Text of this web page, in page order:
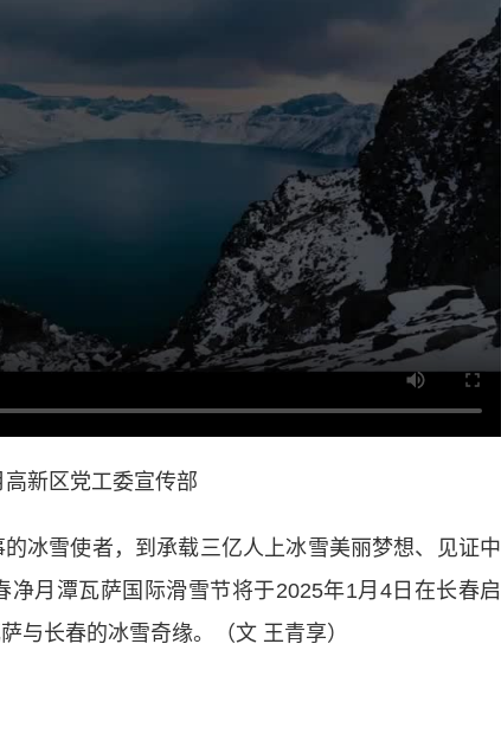
新区党工委宣传部
雪使者，到承载三亿人上冰雪美丽梦想、见证中
月潭瓦萨国际滑雪节将于2025年1月4日在长春启
与长春的冰雪奇缘。（文 王青享）